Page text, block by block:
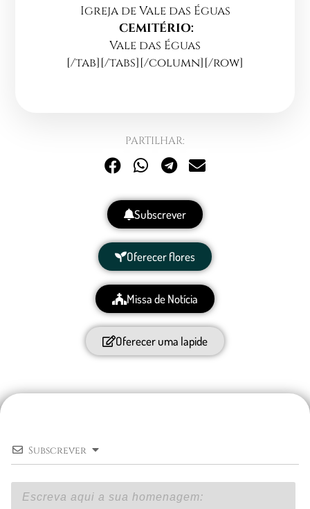
Igreja de Vale das Éguas
CEMITÉRIO:
Vale das Éguas
[/tab][/tabs][/column][/row]
PARTILHAR:
Subscrever
Oferecer flores
Missa de Notícia
Oferecer uma lapide
Subscrever